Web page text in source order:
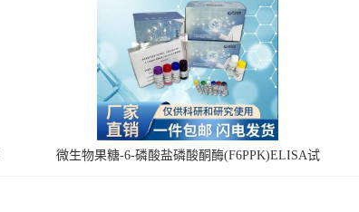
微生物果糖-6-磷酸盐磷酸酮酶(F6PPK)ELISA试